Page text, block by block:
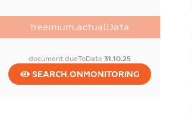
freemium.actualData
document.dueToDate31.10.25
SEARCH.ONMONITORING